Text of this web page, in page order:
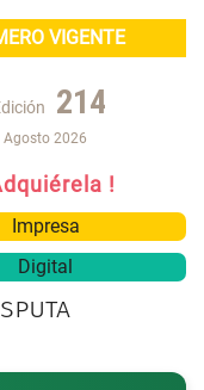
VIGENTE
214
Agosto 2026
!
Impresa
Digital